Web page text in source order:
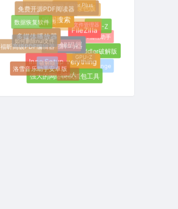
PDF-XChange
Fiddler破解版
Everything
强大的网络调试抓包工具
创始人
GPU-Z
AI编程助手
CPU-Z
FileZilla
万能解码器
Inno Setup
洛雪音乐助手安卓版
破解版
软件卸载工具
强大的文件管理器
MX Player
Fiddler绿色版
瞬间搜索
多媒体播放器
福昕高级PDF编辑器
如何删除nul文件
精美
PDF-XChange Editor Plus
免费开源PDF阅读器
数据恢复软件